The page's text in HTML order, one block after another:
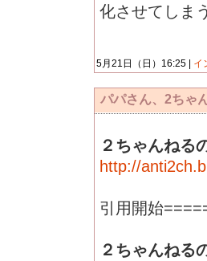
化させてしま
5月21日（日）16:25 | イ
パパさん、2ちゃ
２ちゃんねる
http://
引用開始
２ちゃんねる